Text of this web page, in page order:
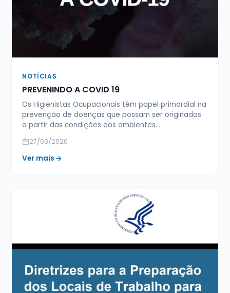
NOTÍCIAS
PREVENINDO A COVID 19
Os Higienistas Ocupacionais têm papel primordial na
prevenção de doenças que possam ser originadas
a partir das condições dos ambientes…
27/03/2020
Ver mais